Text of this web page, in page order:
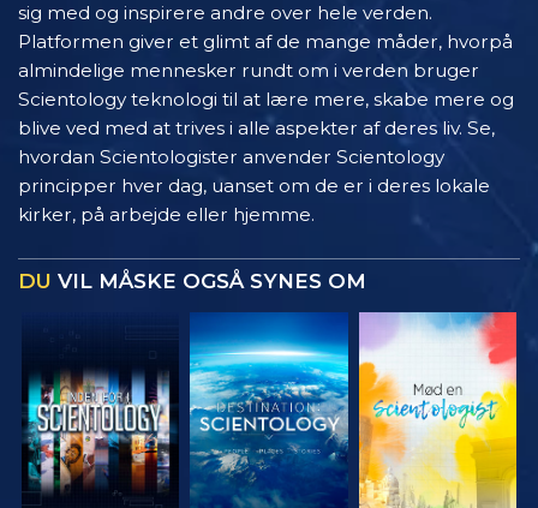
sig med og inspirere andre over hele verden.
Platformen giver et glimt af de mange måder, hvorpå
almindelige mennesker rundt om i verden bruger
Scientology teknologi til at lære mere, skabe mere og
blive ved med at trives i alle aspekter af deres liv. Se,
hvordan Scientologister anvender Scientology
principper hver dag, uanset om de er i deres lokale
kirker, på arbejde eller hjemme.
DU VIL MÅSKE OGSÅ SYNES OM